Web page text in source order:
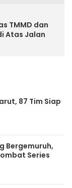
TMMD dan
Atas Jalan
87 Tim Siap
Bergemuruh,
Series